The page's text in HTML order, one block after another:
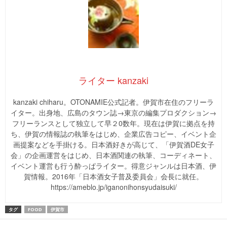
ライター kanzaki
kanzaki chiharu。OTONAMIE公式記者。伊賀市在住のフリーラ
イター。出身地、広島のタウン誌→東京の編集プロダクション→
フリーランスとして独立して早２0数年。現在は伊賀に拠点を持
ち、伊賀の情報誌の執筆をはじめ、企業広告コピー、イベント企
画提案などを手掛ける。日本酒好きが高じて、「伊賀酒DE女子
会」の企画運営をはじめ、日本酒関連の執筆、コーディネート、
イベント運営も行う酔っぱライター。得意ジャンルは日本酒、伊
賀情報。2016年「日本酒女子普及委員会」会長に就任。
https://ameblo.jp/iganonihonsyudaisuki/
タグ FOOD 伊賀市